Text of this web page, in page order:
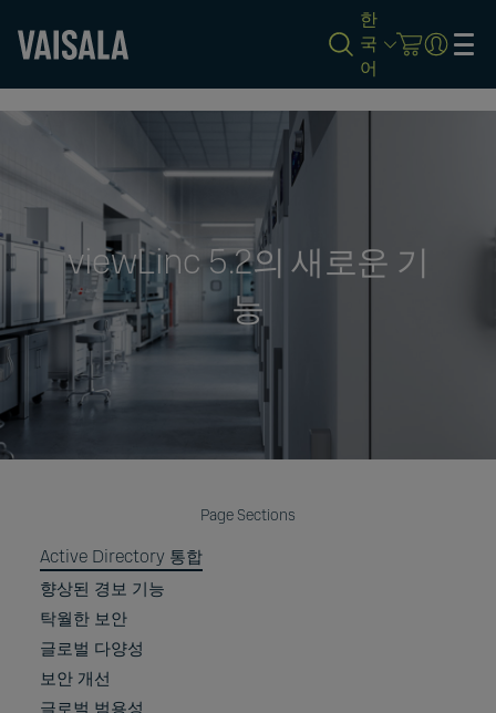
한
국
어
viewLinc 5.2의 새로운 기
능
Page Sections
Active Directory 통합
향상된 경보 기능
탁월한 보안
글로벌 다양성
보안 개선
글로벌 범용성